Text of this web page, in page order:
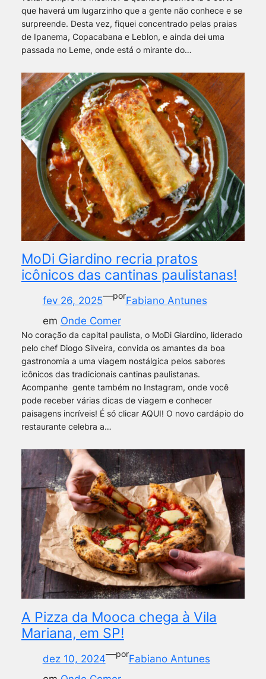
que haverá um lugarzinho que a gente não conhece e se
surpreende. Desta vez, fiquei concentrado pelas praias
de Ipanema, Copacabana e Leblon, e ainda dei uma
passada no Leme, onde está o mirante do…
MoDi Giardino recria pratos
icônicos das cantinas paulistanas!
fev 26, 2025—porFabiano Antunes
em Onde Comer
No coração da capital paulista, o MoDi Giardino, liderado
pelo chef Diogo Silveira, convida os amantes da boa
gastronomia a uma viagem nostálgica pelos sabores
icônicos das tradicionais cantinas paulistanas.
Acompanhe gente também no Instagram, onde você
pode receber várias dicas de viagem e conhecer
paisagens incríveis! É só clicar AQUI! O novo cardápio do
restaurante celebra a…
A Pizza da Mooca chega à Vila
Mariana, em SP!
dez 10, 2024—porFabiano Antunes